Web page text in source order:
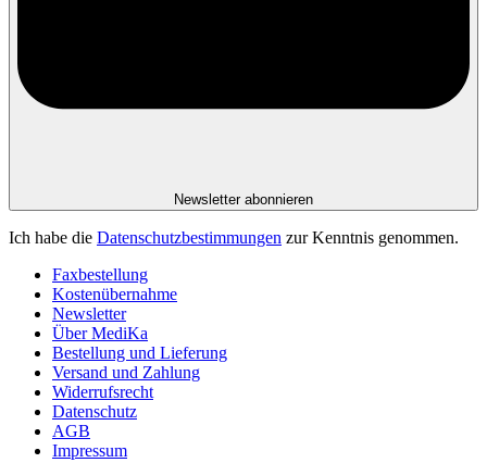
Newsletter abonnieren
Ich habe die Datenschutzbestimmungen zur Kenntnis genommen.
Faxbestellung
Kostenübernahme
Newsletter
Über MediKa
Bestellung und Lieferung
Versand und Zahlung
Widerrufsrecht
Datenschutz
AGB
Impressum